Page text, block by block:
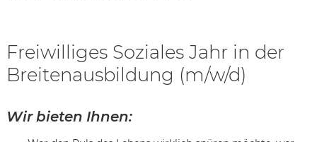
Freiwilliges Soziales Jahr in der
Breitenausbildung (m/w/d)
Wir bieten Ihnen: